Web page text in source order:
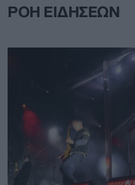
ΡΟΗ ΕΙΔΗΣΕΩΝ